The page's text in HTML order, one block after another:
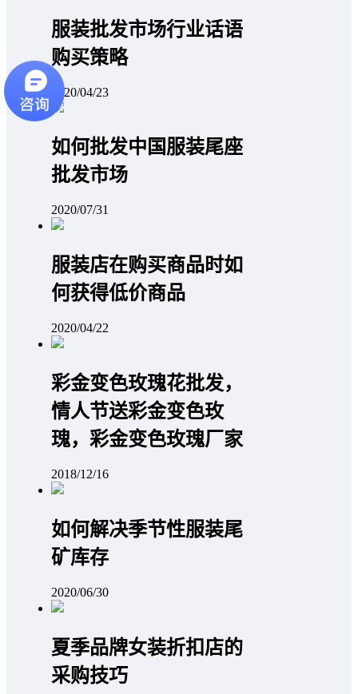
服装批发市场行业话语
购买策略
2020/04/23
如何批发中国服装尾座
批发市场
2020/07/31
服装店在购买商品时如
何获得低价商品
2020/04/22
彩金变色玫瑰花批发，
情人节送彩金变色玫
瑰，彩金变色玫瑰厂家
2018/12/16
如何解决季节性服装尾
矿库存
2020/06/30
夏季品牌女装折扣店的
采购技巧